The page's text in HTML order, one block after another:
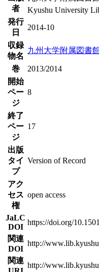
者
Kyushu University
発行
日
2014-10
収録
物名
九州大学附属図書
巻
2013/2014
開始
ペー
ジ
8
終了
ペー
ジ
17
出版
タイ
プ
Version of Record
アク
セス
権
open access
JaLC
DOI
https://doi.org/
関連
DOI
http://
関連
http://